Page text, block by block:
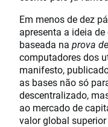
Em menos de dez
apresenta a ideia
baseada na prova
computadores dos
manifesto,
as bases não só
descentralizado,
ao mercado de
valor global